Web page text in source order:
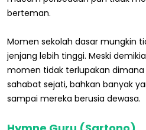
berteman.
Momen sekolah dasar mungkin
jenjang lebih tinggi. Meski
momen tidak terlupakan
sahabat sejati, bahkan banyak
sampai mereka berusia dewasa.